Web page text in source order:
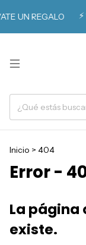
UN REGALO
Inicio > 404
Error -
La página
existe.